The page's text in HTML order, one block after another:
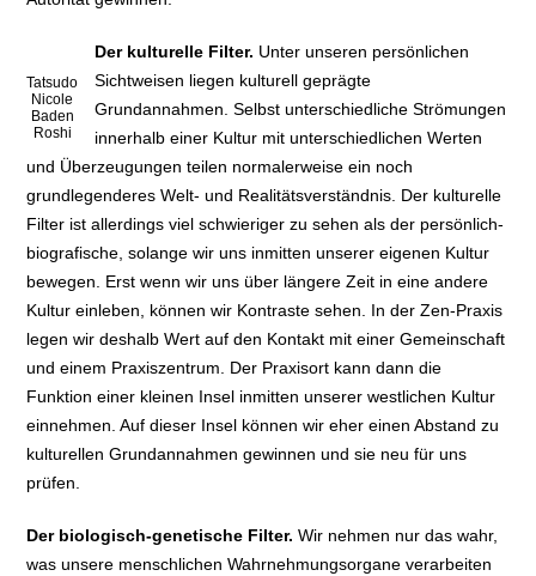
Tatsudo
Nicole
Baden
Roshi
Der kulturelle Filter. Unter unseren persönlichen
Sichtweisen liegen kulturell geprägte
Grundannahmen. Selbst unterschiedliche Strömungen
innerhalb einer Kultur mit unterschiedlichen Werten
und Überzeugungen teilen normalerweise ein noch
grundlegenderes Welt- und Realitätsverständnis. Der kulturelle
Filter ist allerdings viel schwieriger zu sehen als der persönlich-
biografische, solange wir uns inmitten unserer eigenen Kultur
bewegen. Erst wenn wir uns über längere Zeit in eine andere
Kultur einleben, können wir Kontraste sehen. In der Zen-Praxis
legen wir deshalb Wert auf den Kontakt mit einer Gemeinschaft
und einem Praxiszentrum. Der Praxisort kann dann die
Funktion einer kleinen Insel inmitten unserer westlichen Kultur
einnehmen. Auf dieser Insel können wir eher einen Abstand zu
kulturellen Grundannahmen gewinnen und sie neu für uns
prüfen.
Der biologisch-genetische Filter.Wir nehmen nur das wahr,
was unsere menschlichen Wahrnehmungsorgane verarbeiten